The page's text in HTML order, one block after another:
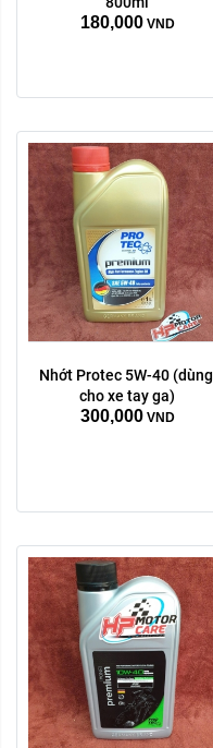
180,000 VND
Nhớt Protec 5W-40 (dùng
cho xe tay ga)
300,000 VND